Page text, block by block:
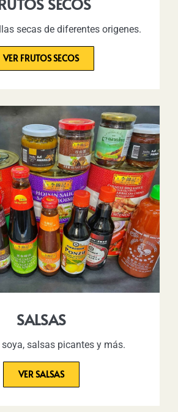
SECOS
secas de diferentes origenes.
VER FRUTOS SECOS
SALSAS
salsas picantes y más.
VER SALSAS